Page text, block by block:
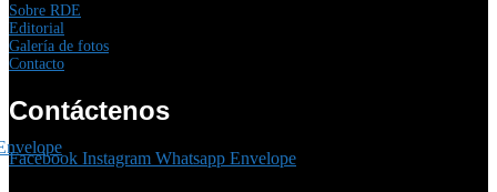
Sobre RDE
Editorial
Galería de fotos
Contacto
Contáctenos
Facebook Instagram Whatsapp Envelope